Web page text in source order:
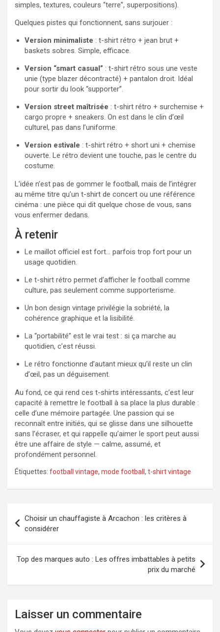
simples, textures, couleurs “terre”, superpositions).
Quelques pistes qui fonctionnent, sans surjouer :
Version minimaliste : t-shirt rétro + jean brut +
baskets sobres. Simple, efficace.
Version “smart casual” : t-shirt rétro sous une veste
unie (type blazer décontracté) + pantalon droit. Idéal
pour sortir du look “supporter”.
Version street maîtrisée : t-shirt rétro + surchemise +
cargo propre + sneakers. On est dans le clin d’œil
culturel, pas dans l’uniforme.
Version estivale : t-shirt rétro + short uni + chemise
ouverte. Le rétro devient une touche, pas le centre du
costume.
L’idée n’est pas de gommer le football, mais de l’intégrer
au même titre qu’un t-shirt de concert ou une référence
cinéma : une pièce qui dit quelque chose de vous, sans
vous enfermer dedans.
À retenir
Le maillot officiel est fort… parfois trop fort pour un
usage quotidien.
Le t-shirt rétro permet d’afficher le football comme
culture, pas seulement comme supporterisme.
Un bon design vintage privilégie la sobriété, la
cohérence graphique et la lisibilité.
La “portabilité” est le vrai test : si ça marche au
quotidien, c’est réussi.
Le rétro fonctionne d’autant mieux qu’il reste un clin
d’œil, pas un déguisement.
Au fond, ce qui rend ces t-shirts intéressants, c’est leur
capacité à remettre le football à sa place la plus durable :
celle d’une mémoire partagée. Une passion qui se
reconnaît entre initiés, qui se glisse dans une silhouette
sans l’écraser, et qui rappelle qu’aimer le sport peut aussi
être une affaire de style — calme, assumé, et
profondément personnel.
Étiquettes: football vintage, mode football , t-shirt vintage
de
l’article
Choisir un chauffagiste à Arcachon : les critères à
considérer
Top des marques auto : Les offres imbattables à petits
prix du marché
Laisser un commentaire